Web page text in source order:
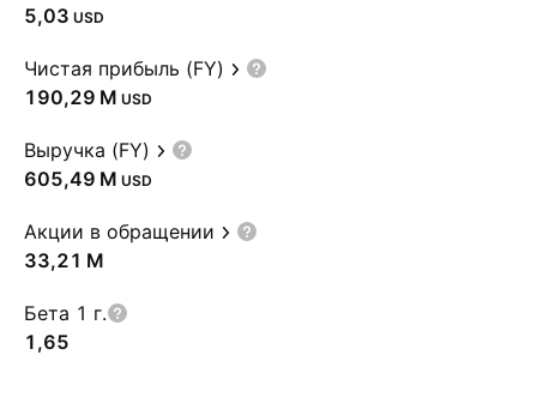
5,03 USD
Чистая прибыль (FY)
‪190,29 M‬ USD
Выручка (FY)
‪605,49 M‬ USD
Акции в обращении
‪33,21 M‬
Бета 1 г.
1,65